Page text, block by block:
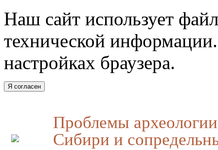
Наш сайт использует
технической
настройках браузера.
Я согласен
Проблемы
Сибири и